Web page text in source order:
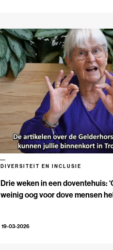
Drie weken in een doventehuis:
weinig oog voor dove mensen
DIVERSITEIT EN INCLUSIE
19-03-2026